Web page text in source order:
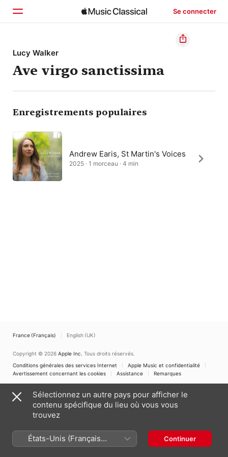
Se connecter
Accueil
Parcourir
Rechercher
Lucy Walker
Ave virgo sanctissima
Enregistrements populaires
Andrew Earis, St Martin's Voices
2025 · 1 morceau · 4 min
France (Français) English (UK)
Copyright © 2026 Apple Inc. Tous droits réservés.
Conditions générales des services Internet
Apple Music et confidentialité
Avertissement concernant les cookies
Assistance Remarques
Sélectionnez un autre pays pour afficher le
contenu spécifique du lieu où vous vous
trouvez
États-Unis (Français
France)
Continuer